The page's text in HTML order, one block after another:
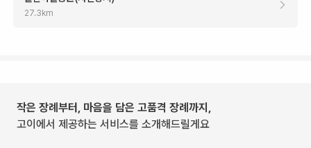
27.3 km
작은 장례부터, 마음을 담은 고품격 장례까지,
고이에서 제공하는 서비스를 소개해드릴게요